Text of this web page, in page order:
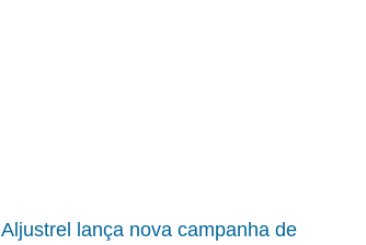
Aljustrel lança nova campanha de